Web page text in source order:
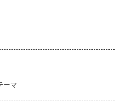
ーマ